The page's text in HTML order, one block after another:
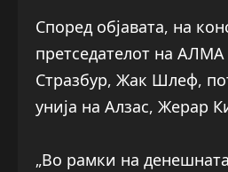
Според објавата, на
претседателот на
Стразбур, Жак Шлеф,
унија на Алзас, Жерар
„Во рамки на